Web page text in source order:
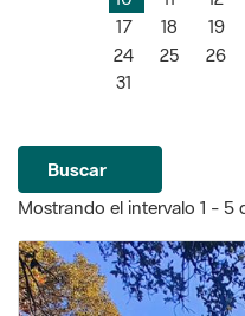
17
18 19
24
25 26
31
Buscar
Mostrando el intervalo 1 - 5